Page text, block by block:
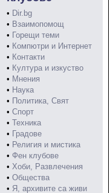
• Dir.bg
• Взаимопомощ
• Горещи теми
• Компютри и Интернет
• Контакти
• Култура и изкуство
• Мнения
• Наука
• Политика, Свят
• Спорт
• Техника
• Градове
• Религия и мистика
• Фен клубове
• Хоби, Развлечения
• Общества
• Я, архивите са живи